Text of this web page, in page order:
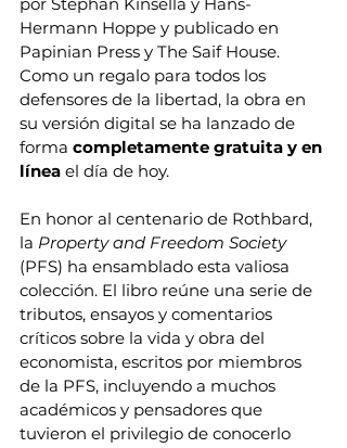
Hermann Hoppe y publicado en
Papinian Press y The Saif House.
Como un regalo para todos los
defensores de la libertad, la obra en
su versión digital se ha lanzado de
forma completamente gratuita y en
línea el día de hoy.
En honor al centenario de Rothbard,
la Property and Freedom Society
(PFS) ha ensamblado esta valiosa
colección. El libro reúne una serie de
tributos, ensayos y comentarios
críticos sobre la vida y obra del
economista, escritos por miembros
de la PFS, incluyendo a muchos
académicos y pensadores que
tuvieron el privilegio de conocerlo